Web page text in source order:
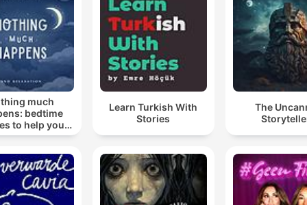
much
bedtime
to help you
sleep
Learn Turkish With
Stories
The